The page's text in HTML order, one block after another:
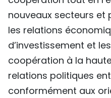
nouveaux secteurs et
les relations
d’investissement et
coopération à la
relations politiques
conformément aux